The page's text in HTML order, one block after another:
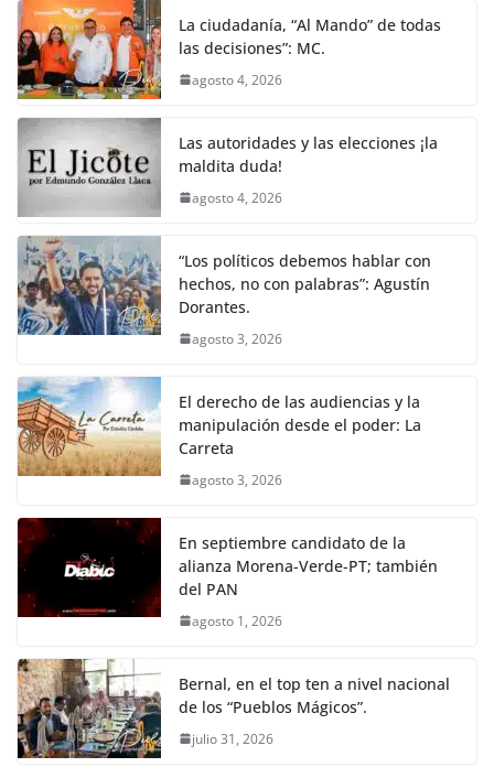
La ciudadanía, “Al Mando” de todas
las decisiones”: MC.
agosto 4, 2026
Las autoridades y las elecciones ¡la
maldita duda!
agosto 4, 2026
“Los políticos debemos hablar con
hechos, no con palabras”: Agustín
Dorantes.
agosto 3, 2026
El derecho de las audiencias y la
manipulación desde el poder: La
Carreta
agosto 3, 2026
En septiembre candidato de la
alianza Morena-Verde-PT; también
del PAN
agosto 1, 2026
Bernal, en el top ten a nivel nacional
de los “Pueblos Mágicos”.
julio 31, 2026